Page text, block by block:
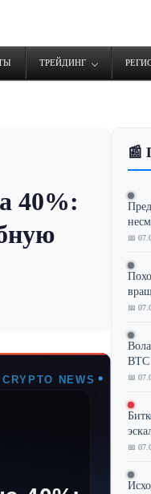
ТРЕЙДИНГ
40%:
📰
📅
📅
BTC
📅
📅